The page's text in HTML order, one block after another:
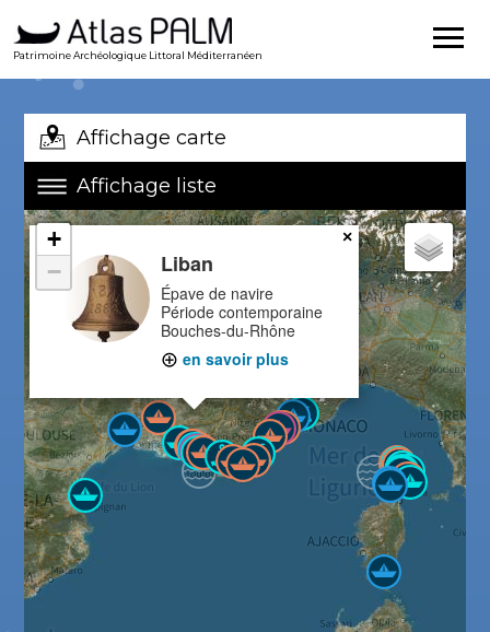
Patrimoine Archéologique Littoral Méditerranéen
Affichage carte
Affichage liste
Liban
Épave de navire
Période contemporaine
Bouches-du-Rhône
en savoir plus
×
+
−